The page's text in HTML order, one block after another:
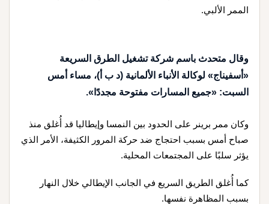
الممر الألبي.
وقال متحدث باسم شركة تشغيل الطرق السريعة
«أسفيناج» لوكالة الأنباء الألمانية (د ب أ)، مساء أمس
السبت: «جميع المسارات مفتوحة مجددًا».
وكان ممر برينر على الحدود بين النمسا وإيطاليا قد أُغلق منذ
صباح أمس بسبب احتجاج ضد حركة المرور الكثيفة، الأمر الذي
يؤثر سلبًا على المجتمعات المحلية.
كما أُغلق الطريق السريع في الجانب الإيطالي خلال النهار
بسبب المظاهرة نفسها.